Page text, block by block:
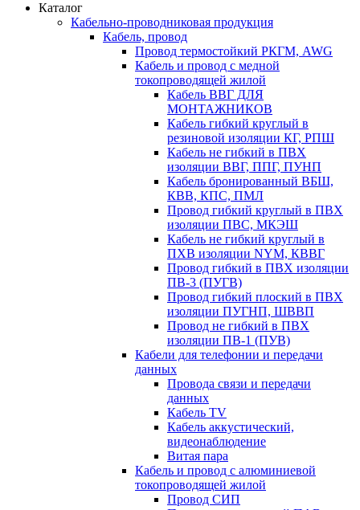
Каталог
Кабельно-проводниковая продукция
Кабель, провод
Провод термостойкий РКГМ, AWG
Кабель и провод с медной
токопроводящей жилой
Кабель ВВГ ДЛЯ
МОНТАЖНИКОВ
Кабель гибкий круглый в
резиновой изоляции КГ, РПШ
Кабель не гибкий в ПВХ
изоляции ВВГ, ППГ, ПУНП
Кабель бронированный ВБШ,
КВВ, КПС, ПМЛ
Провод гибкий круглый в ПВХ
изоляции ПВС, МКЭШ
Кабель не гибкий круглый в
ПХВ изоляции NYM, КВВГ
Провод гибкий в ПВХ изоляции
ПВ-3 (ПУГВ)
Провод гибкий плоский в ПВХ
изоляции ПУГНП, ШВВП
Провод не гибкий в ПВХ
изоляции ПВ-1 (ПУВ)
Кабели для телефонии и передачи
данных
Провода связи и передачи
данных
Кабель TV
Кабель аккустический,
видеонаблюдение
Витая пара
Кабель и провод с алюминиевой
токопроводящей жилой
Провод СИП